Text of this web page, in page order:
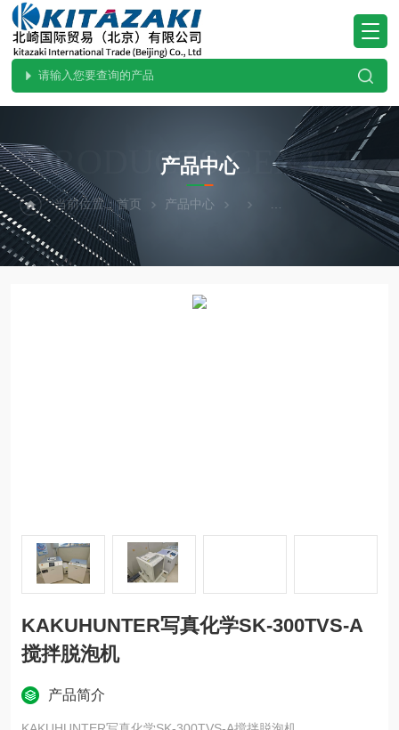
PRODUCTS CENTER
产品中心
当前位置：首页 产品中心 KAKUHUNTER写真化学
KAKUHUNTER写真化学SK-300TVS-A
搅拌脱泡机
产品简介